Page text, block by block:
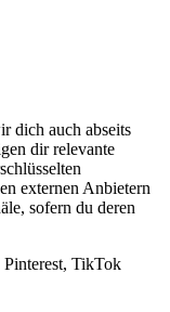
dich auch abseits
dir relevante
externen Anbietern
sofern du deren
TikTok